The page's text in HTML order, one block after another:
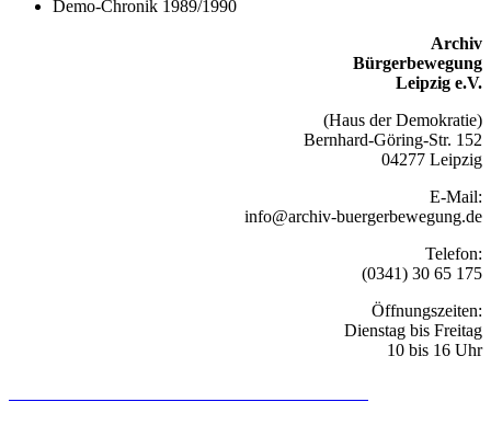
Demo-Chronik 1989/1990
Archiv
Bürgerbewegung
Leipzig e.V.
(Haus der Demokratie)
Bernhard-Göring-Str. 152
04277 Leipzig
E-Mail:
info@archiv-buergerbewegung.de
Telefon:
(0341) 30 65 175
Öffnungszeiten:
Dienstag bis Freitag
10 bis 16 Uhr